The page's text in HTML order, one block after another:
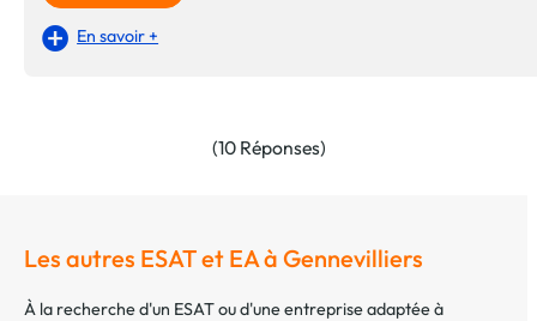
En savoir +
(10 Réponses)
Les autres ESAT et EA à Gennevilliers
À la recherche d'un ESAT ou d'une entreprise adaptée à